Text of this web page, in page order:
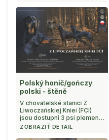
praktickou, odolnou, orig ...
Polský honič/gończy
polski - štěně
V chovatelské stanici Z
Liwoczańskiej Kniei (FCI)
jsou dostupní 3 psi plemene
polský honič narození
ZOBRAZIŤ DETAIL